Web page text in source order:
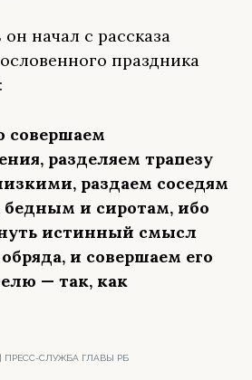
начал с рассказа
праздника
совершаем
разделяем трапезу
раздаем соседям
и сиротам, ибо
истинный смысл
и совершаем его
— так, как
ПРЕСС-СЛУЖБА ГЛАВЫ РБ